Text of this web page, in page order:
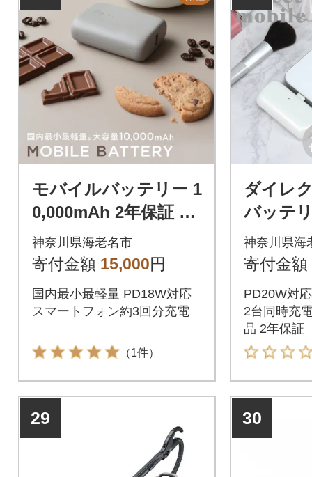
モバイルバッテリー 1
0,000mAh 2年保証 ラ
テグレージュ(MOT-M
B10001-GY)
神奈川県海老名市
寄付金額 15,000円
国内最小最軽量 PD18W対応
スマートフォン約3回分充電
（1件）
ダイレ
バッテ
パール
ECPL)
神奈川県海
寄付金額
PD20W対
2台同時充
品 2年保証
29 30